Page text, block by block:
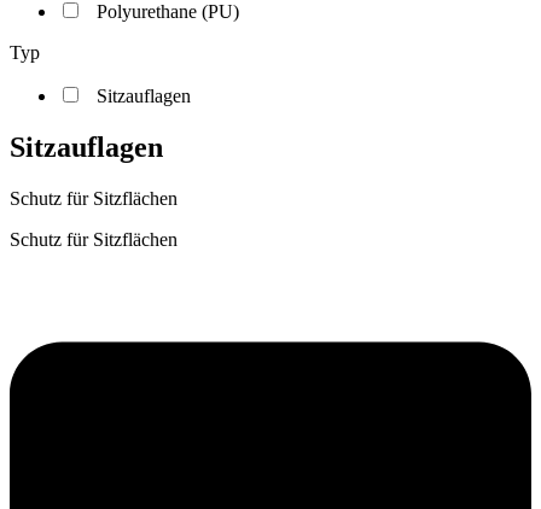
Polyurethane (PU)
Typ
Sitzauflagen
Sitzauflagen
Schutz für Sitzflächen
Schutz für Sitzflächen